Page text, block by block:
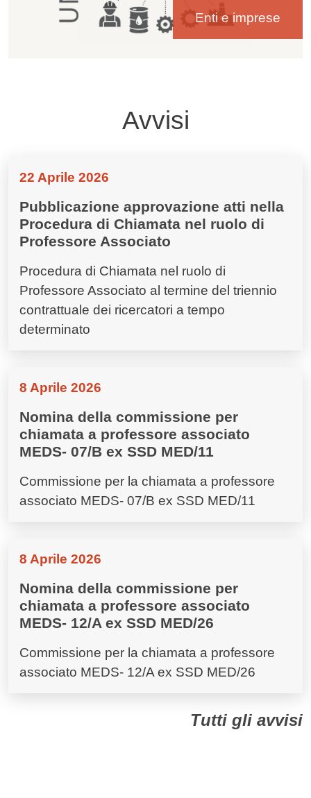
Enti e imprese
Avvisi
22 Aprile 2026
Pubblicazione approvazione atti nella
Procedura di Chiamata nel ruolo di
Professore Associato
Procedura di Chiamata nel ruolo di
Professore Associato al termine del triennio
contrattuale dei ricercatori a tempo
determinato
8 Aprile 2026
Nomina della commissione per
chiamata a professore associato
MEDS- 07/B ex SSD MED/11
Commissione per la chiamata a professore
associato MEDS- 07/B ex SSD MED/11
8 Aprile 2026
Nomina della commissione per
chiamata a professore associato
MEDS- 12/A ex SSD MED/26
Commissione per la chiamata a professore
associato MEDS- 12/A ex SSD MED/26
Tutti gli avvisi